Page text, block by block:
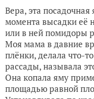
Вера, эта
момента высадки её
или в ней помидоры
Моя мама в давние
плёнки, делала что-
рассады, называла
Она копала яму
площадью равной